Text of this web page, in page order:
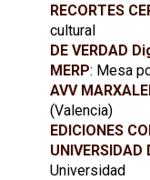
RECORTES
cultural
DE VERDAD
MERP: Mesa
AVV
(Valencia)
EDICIONES
UNIVERSIDAD
Universidad